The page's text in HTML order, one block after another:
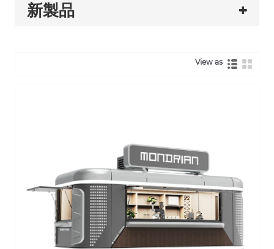
新製品
View as